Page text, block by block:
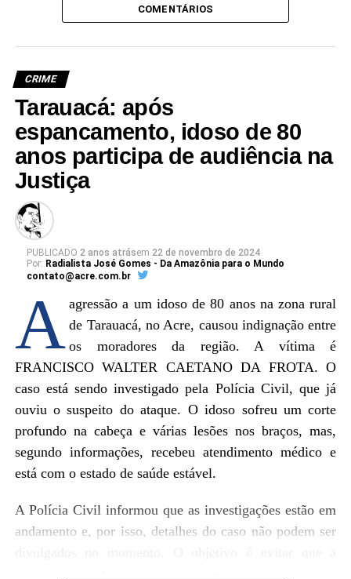
COMENTÁRIOS
CRIME
Tarauacá: após
espancamento, idoso de 80
anos participa de audiência na
Justiça
PUBLICADO 2 anos atrásem 22 de novembro de 2024
Por: Radialista José Gomes - Da Amazônia para o Mundo
contato@acre.com.br
A agressão a um idoso de 80 anos na zona rural
de Tarauacá, no Acre, causou indignação entre
os moradores da região. A vítima é
FRANCISCO WALTER CAETANO DA FROTA. O
caso está sendo investigado pela Polícia Civil, que já
ouviu o suspeito do ataque. O idoso sofreu um corte
profundo na cabeça e várias lesões nos braços, mas,
segundo informações, recebeu atendimento médico e
está com o estado de saúde estável.
A Polícia Civil informou que as investigações estão em
andamento e, por isso, detalhes do caso não podem ser